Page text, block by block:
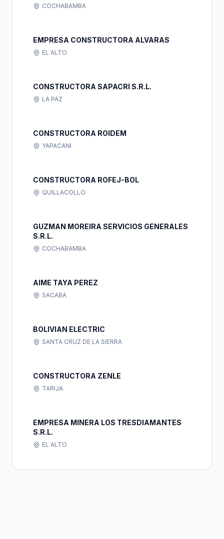
COCHABAMBA
EMPRESA CONSTRUCTORA ALVARAS
EL ALTO
CONSTRUCTORA SAPACRI S.R.L.
LA PAZ
CONSTRUCTORA ROIDEM
YAPACANI
CONSTRUCTORA ROFEJ-BOL
QUILLACOLLO
GUZMAN MOREIRA SERVICIOS GENERALES
S.R.L.
COCHABAMBA
AIME TAYA PEREZ
SACABA
BOLIVIAN ELECTRIC
SANTA CRUZ DE LA SIERRA
CONSTRUCTORA ZENLE
TARIJA
EMPRESA MINERA LOS TRESDIAMANTES
S.R.L.
EL ALTO